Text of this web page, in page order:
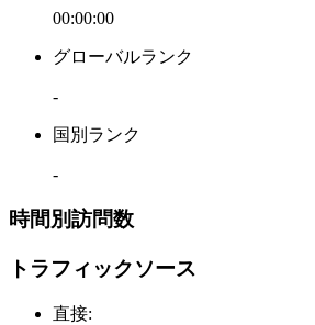
00:00:00
グローバルランク
-
国別ランク
-
時間別訪問数
トラフィックソース
直接: